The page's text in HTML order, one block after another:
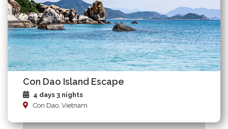
Con Dao Island Escape
4 days 3 nights
Con Dao, Vietnam